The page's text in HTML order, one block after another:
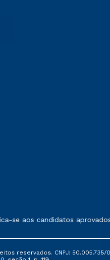
serviços.
se aos candidatos
reservados. CNPJ: 50.005.735/